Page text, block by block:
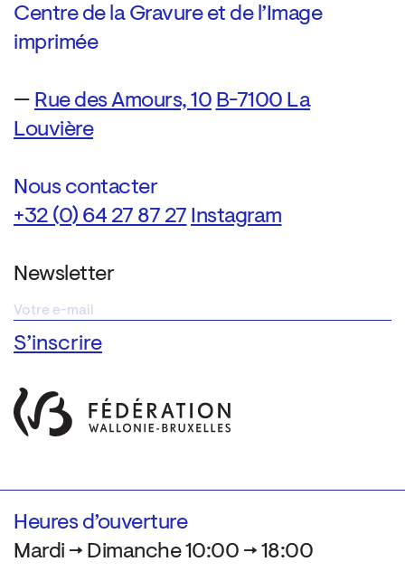
Centre de la Gravure et de l’Image
imprimée
— Rue des Amours, 10 B-7100 La
Louvière
Nous contacter
+32 (0) 64 27 87 27 Instagram
Newsletter
Heures d’ouverture
Mardi → Dimanche 10:00 → 18:00